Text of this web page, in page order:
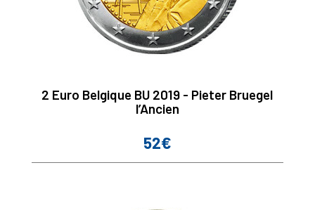
2 Euro Belgique BU 2019 - Pieter Bruegel
l’Ancien
Prix
52€